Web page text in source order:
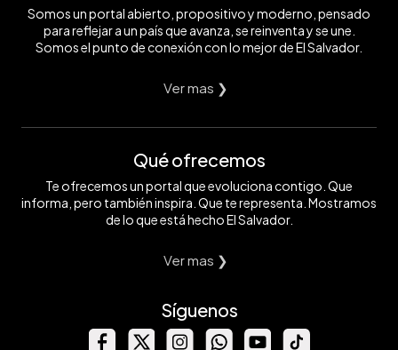
Somos un portal abierto, propositivo y moderno, pensado
para reflejar a un país que avanza, se reinventa y se une.
Somos el punto de conexión con lo mejor de El Salvador.
Ver mas ❯
Qué ofrecemos
Te ofrecemos un portal que evoluciona contigo. Que
informa, pero también inspira. Que te representa. Mostramos
de lo que está hecho El Salvador.
Ver mas ❯
Síguenos